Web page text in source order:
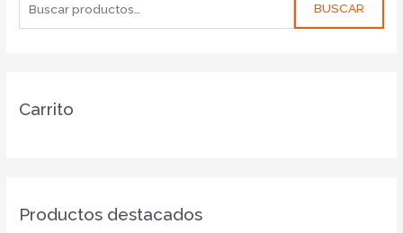
BUSCAR
Carrito
Productos destacados